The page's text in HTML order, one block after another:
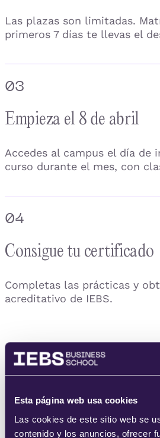
Esta página web usa cookies
Las cookies de este sitio web se
contenido y los anuncios, ofrecer
Las plazas son limitadas.
primeros 7 días te llevas el
03
Empieza el 8 de abril
Accedes al campus el día de
curso durante el mes, con
04
Consigue tu certificado
Completas las prácticas y
acreditativo de IEBS.